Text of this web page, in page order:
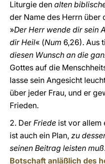
Liturgie den alten
der Name des Herrn über
»Der Herr wende dir sein
dir Heil« (Num 6,26). Aus
diesen Wunsch an die
Gottes auf die
lasse sein Angesicht
über jeder Frau, und er
Frieden.
2. Der Friede ist vor allem
ist auch ein Plan, zu
seinen Beitrag leisten muß
Botschaft anläßlich des